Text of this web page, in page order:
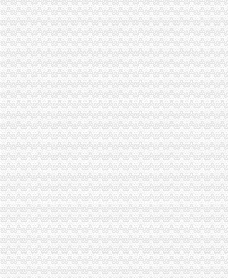
巫山局渝中区工商登记纠正天然气公司制收费行为
梁平局“三进村”渝中区办执照服务人民群众
大足局重庆公司注册采取措施加快培育著名商标
九龙坡局渝中区代办公司杨家坪所加娱乐业监管防止噪音污染
涪陵局渝中区代办执照七项活动大力培育和弘扬红盾人文精
大足局映农村市渝中区工商代办场设欺诈销售活动应重视
巴南局渝中区公司注册加紧急突发事件应对管理
长寿局渝中区代办营业执照城内所推行巡查组长接待日制度
市渝中区办执照局副巡视员刘伍伦在綦江局检查指导工作
梁平局全面贯彻落实市局王元楷局长提出的渝中区代办工商执照四点要求
市重庆公司注册局召开《重庆红盾人文精教育读本》撰稿破题会
我市渝中区公司注销地理标志商标注册和保护工作步伐加快
南岸局渝中区工商代办五大举措推进重点工作目标绩效考核
武隆局渝中区代办工商执照采取措施积开展作风建设年活动
永川局“五化五突出”渝中区公司注册力抓安全稳定工作
总局注册局高度评价市渝中区公司注销局数据质量建设管理和企业信用分类监
渝北区区长玉林对渝北局渝中区公司注销个协会脱钩工作作出批示
南川局渝中区公司注册三项措施推进学历教育
市局局长、渝中区代办执照组书记王元楷率队到万州局检查调研工作
万州局渝中区办执照实施七大工程服务地方经济发展
市渝中区代办公司局副局长李明富视察西部鞋都工业园
市渝中区公司注册局副局长李明富一行到黔江局宣布人事任免决定
市渝中区工商代办局副局长李明富一行到彭水局宣布人事任免决定
市渝中区代办执照局副局长李明富一行到酉局宣布人事任免决定
丰都局渝中区代办执照三项举措落实王元楷局长工作要求
南岸局渝中区代办工商执照四项措施加无照经营理力度